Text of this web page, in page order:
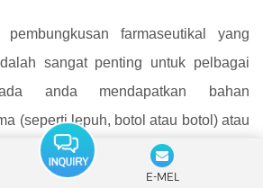
pembungkusan farmaseutikal yang
sangat penting untuk pelbagai
anda mendapatkan bahan
(seperti lepuh, botol atau botol) atau
pembungkusan farmaseutikal
syarikat yang dipercayai ini
E-MEL